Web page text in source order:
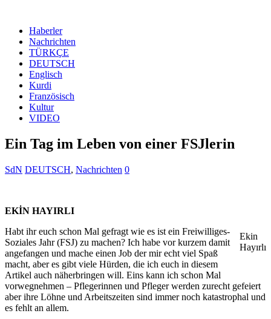
Haberler
Nachrichten
TÜRKÇE
DEUTSCH
Englisch
Kurdi
Französisch
Kultur
VIDEO
Ein Tag im Leben von einer FSJlerin
SdN DEUTSCH, Nachrichten 0
Ekin
Hayırlı
EKİN HAYIRLI
Habt ihr euch schon Mal gefragt wie es ist ein Freiwilliges-
Soziales Jahr (FSJ) zu machen? Ich habe vor kurzem damit
angefangen und mache einen Job der mir echt viel Spaß
macht, aber es gibt viele Hürden, die ich euch in diesem
Artikel auch näherbringen will. Eins kann ich schon Mal
vorwegnehmen – Pflegerinnen und Pfleger werden zurecht gefeiert
aber ihre Löhne und Arbeitszeiten sind immer noch katastrophal und
es fehlt an allem.